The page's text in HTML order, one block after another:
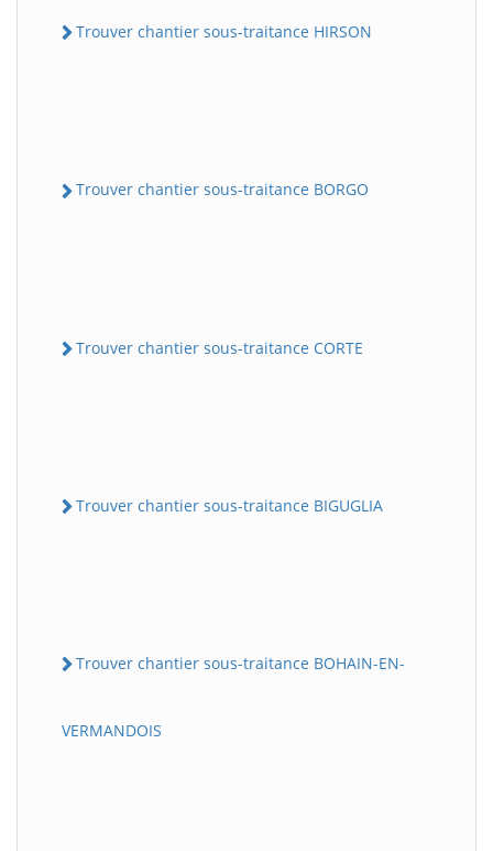
Trouver chantier sous-traitance HIRSON
Trouver chantier sous-traitance BORGO
Trouver chantier sous-traitance CORTE
Trouver chantier sous-traitance BIGUGLIA
Trouver chantier sous-traitance BOHAIN-EN-
VERMANDOIS